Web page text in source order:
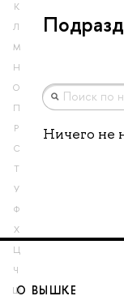
К
Л
М
Н
О
П
Р
С
Т
У
Ф
Х
Ц
Ч
Ш
Ничего не
О ВЫШКЕ